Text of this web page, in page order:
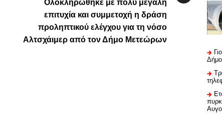
Ολοκληρώθηκε με πολύ μεγάλη
επιτυχία και συμμετοχή η δράση
προληπτικού ελέγχου για τη νόσο
Αλτσχάιμερ από τον Δήμο Μετεώρων